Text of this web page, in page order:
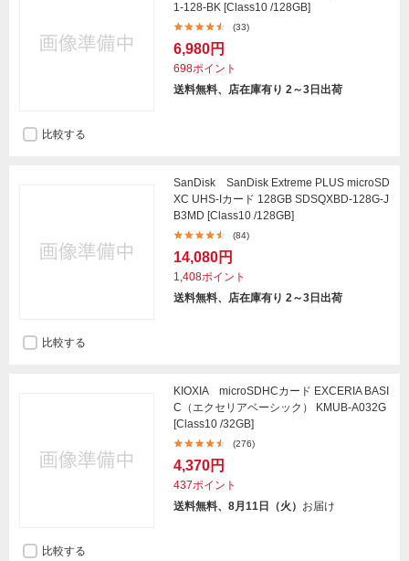
1-128-BK [Class10 /128GB]
(33)
6,980円
698ポイント
送料無料、店在庫有り 2～3日出荷
比較する
SanDisk SanDisk Extreme PLUS microSD
XC UHS-Iカード 128GB SDSQXBD-128G-J
B3MD [Class10 /128GB]
(84)
14,080円
1,408ポイント
送料無料、店在庫有り 2～3日出荷
比較する
KIOXIA microSDHCカード EXCERIA BASI
C（エクセリアベーシック） KMUB-A032G
[Class10 /32GB]
(276)
4,370円
437ポイント
送料無料、8月11日（火） お届け
比較する